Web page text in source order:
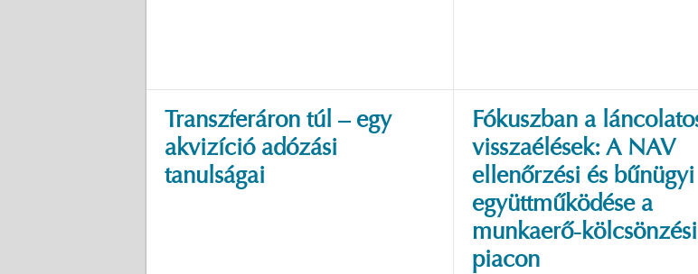
Transzferáron túl – egy
akvizíció adózási
tanulságai
Fókuszban a
visszaélések: A NAV
ellenőrzési és bűnügyi
együttműködése a
munkaerő-kölcsönzési
piacon